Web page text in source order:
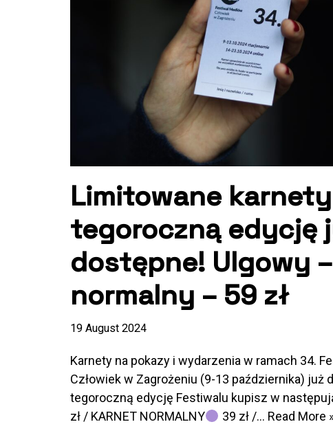
Limitowane
tegoroczną edycję
dostępne! Ulgowy –
normalny – 59 zł
19 August 2024
Karnety na pokazy i wydarzenia w ramach 34.
Człowiek w Zagrożeniu (9-13 października) już
tegoroczną edycję Festiwalu kupisz w
zł / KARNET NORMALNY
39 zł /… Read More